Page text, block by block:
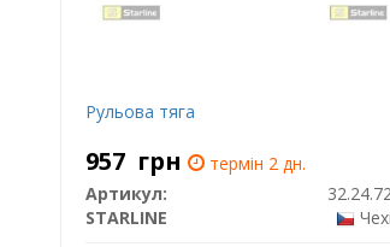
Рульова тяга
957 грн
термін 2 дн.
Артикул:
STARLINE